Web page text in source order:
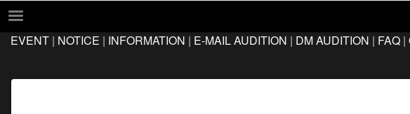
EVENT
EVENT | NOTICE | INFORMATION | E-MAIL AUDITION | DM AUDITION | FAQ |